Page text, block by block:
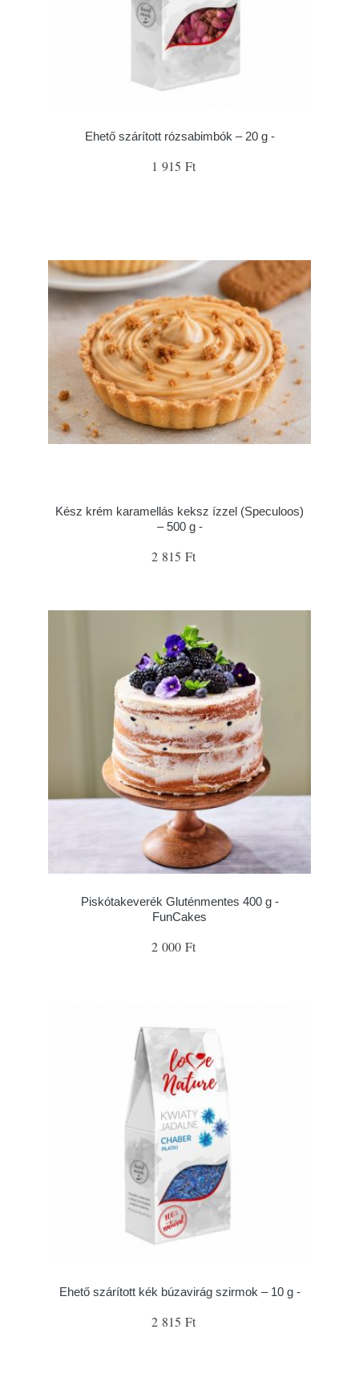
Ehető szárított rózsabimbók – 20 g -
1 915 Ft
Kész krém karamellás keksz ízzel (Speculoos)
– 500 g -
2 815 Ft
Piskótakeverék Gluténmentes 400 g -
FunCakes
2 000 Ft
Ehető szárított kék búzavirág szirmok – 10 g -
2 815 Ft